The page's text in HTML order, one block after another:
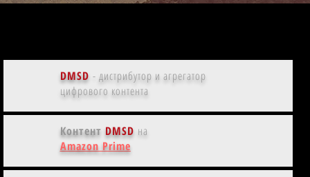
DMSD - дистрибутор и агрегатор
цифрового контента
Контент DMSD на
Amazon Prime